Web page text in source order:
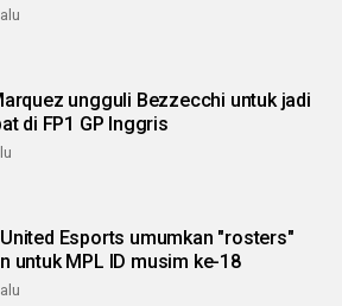
ungguli Bezzecchi untuk jadi
di FP1 GP Inggris
Esports umumkan "rosters"
untuk MPL ID musim ke-18